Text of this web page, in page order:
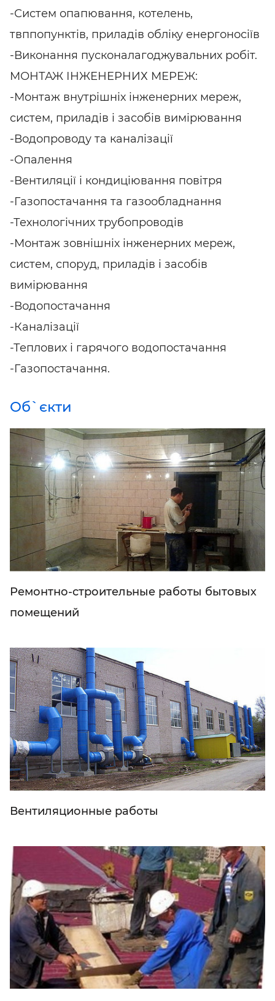
-Систем опапювання, котелень,
твппопунктів, приладів обліку енергоносіїв
-Виконання пусконалагоджувальних робіт.
МОНТАЖ ІНЖЕНЕРНИХ МЕРЕЖ:
-Монтаж внутрішніх інженерних мереж,
систем, приладів і засобів вимірювання
-Водопроводу та каналізації
-Опалення
-Вентиляції і кондиціювання повітря
-Газопостачання та газообладнання
-Технологічних трубопроводів
-Монтаж зовнішніх інженерних мереж,
систем, споруд, приладів і засобів
вимірювання
-Водопостачання
-Каналізації
-Теплових і гарячого водопостачання
-Газопостачання.
Об`єкти
Ремонтно-строительные работы бытовых
помещений
Вентиляционные работы